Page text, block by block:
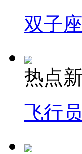
双子
热点
飞行